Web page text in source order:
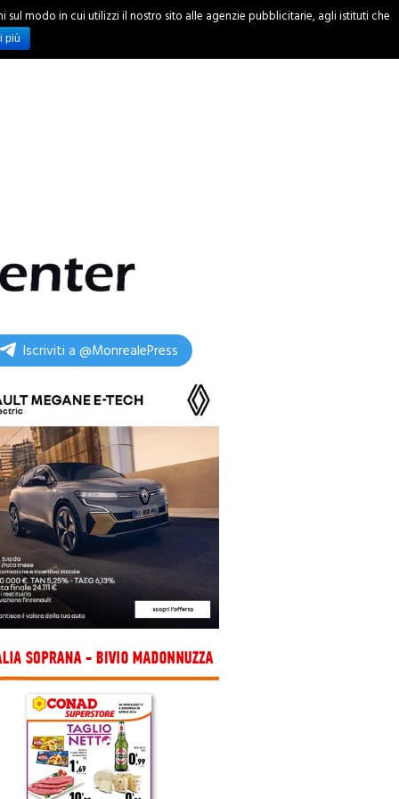
INCHIESTE
Iscriviti a @MonrealePress
modo in cui utilizzi il nostro sito alle agenzie pubblicitarie, agli istituti che
più